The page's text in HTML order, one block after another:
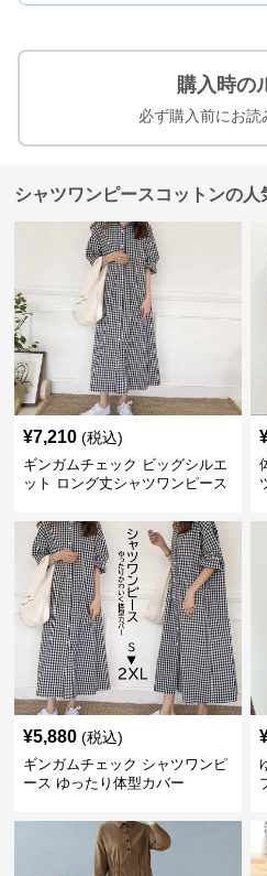
購入時の
必ず購入前にお読
シャツワンピースコットンの人
¥7,210 (税込)
ギンガムチェック ビッグシルエ
ット ロング丈シャツワンピース
¥5,880 (税込)
ギンガムチェック シャツワンピ
ース ゆったり体型カバー